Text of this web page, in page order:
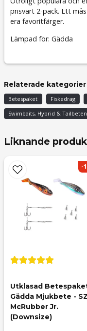
prisvärt 2-pack. Ett
era favoritfärger.
Lämpad för: Gädda
Relaterade kategorier
Betespaket Fiskedrag
Swimbaits, Hybrid & Tailbeten
Liknande
Utklasad
Gädda Mjukbete - SZ
McRubber Jr.
(Downsize)
-